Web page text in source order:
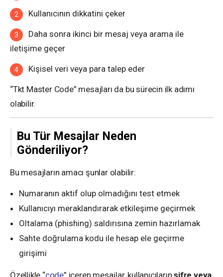
Kullanıcının dikkatini çeker
Daha sonra ikinci bir mesaj veya arama ile
iletişime geçer
Kişisel veri veya para talep eder
“Tkt Master Code” mesajları da bu sürecin ilk adımı
olabilir.
Bu Tür Mesajlar Neden
Gönderiliyor?
Bu mesajların amacı şunlar olabilir:
Numaranın aktif olup olmadığını test etmek
Kullanıcıyı meraklandırarak etkileşime geçirmek
Oltalama (phishing) saldırısına zemin hazırlamak
Sahte doğrulama kodu ile hesap ele geçirme
girişimi